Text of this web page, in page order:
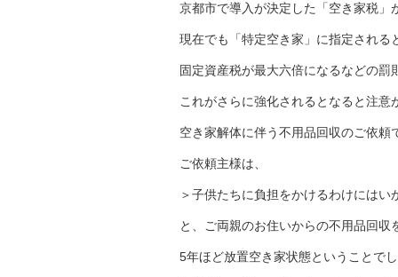
京都市で導入が決定した「空き家税」
現在でも「特定空き家」に指定される
固定資産税が最大六倍になるなどの罰
これがさらに強化されるとなると注意
空き家解体に伴う不用品回収のご依頼
ご依頼主様は、
＞子供たちに負担をかけるわけにはい
と、ご両親のお住いからの不用品回収
5年ほど放置空き家状態ということでし